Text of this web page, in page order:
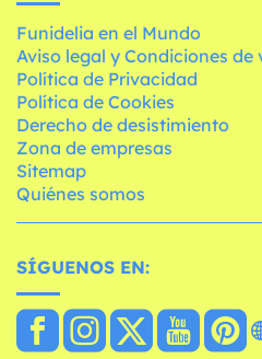
Funidelia en el Mundo
Aviso legal y Condiciones de
Política de Privacidad
Política de Cookies
Derecho de desistimiento
Zona de empresas
Sitemap
Quiénes somos
SÍGUENOS EN: